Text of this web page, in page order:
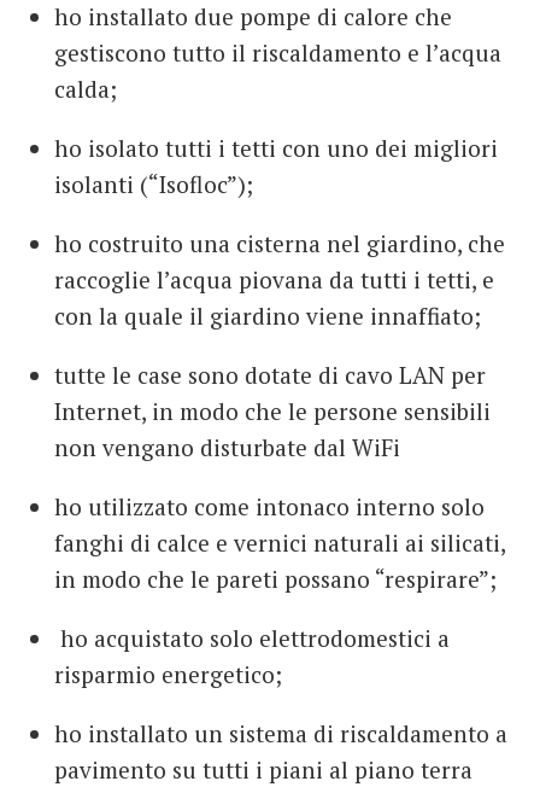
ho installato due pompe di calore che
gestiscono tutto il riscaldamento e l’acqua
calda;
ho isolato tutti i tetti con uno dei migliori
isolanti (“Isofloc”);
ho costruito una cisterna nel giardino, che
raccoglie l’acqua piovana da tutti i tetti, e
con la quale il giardino viene innaffiato;
tutte le case sono dotate di cavo LAN per
Internet, in modo che le persone sensibili
non vengano disturbate dal WiFi
ho utilizzato come intonaco interno solo
fanghi di calce e vernici naturali ai silicati,
in modo che le pareti possano “respirare”;
ho acquistato solo elettrodomestici a
risparmio energetico;
ho installato un sistema di riscaldamento a
pavimento su tutti i piani al piano terra